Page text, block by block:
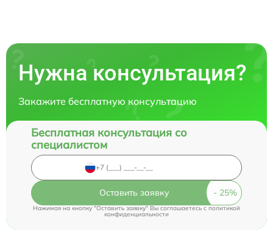
Нужна консультация?
Закажите бесплатную консультацию
Бесплатная консультация со
специалистом
Оставить заявку
Нажимая на кнопку "Оставить заявку" Вы соглашаетесь cполитикой
конфиденциальности